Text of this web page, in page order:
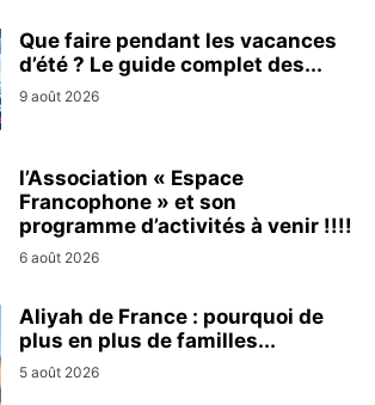
Que faire pendant les vacances
d’été ? Le guide complet des...
9 août 2026
l’Association « Espace
Francophone » et son
programme d’activités à venir !!!!
6 août 2026
Aliyah de France : pourquoi de
plus en plus de familles...
5 août 2026